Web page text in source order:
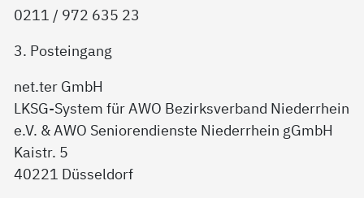
0211 / 972 635 23
3. Posteingang
net.ter GmbH
LKSG-System für AWO Bezirksverband Niederrhein
e.V. & AWO Seniorendienste Niederrhein gGmbH
Kaistr. 5
40221 Düsseldorf